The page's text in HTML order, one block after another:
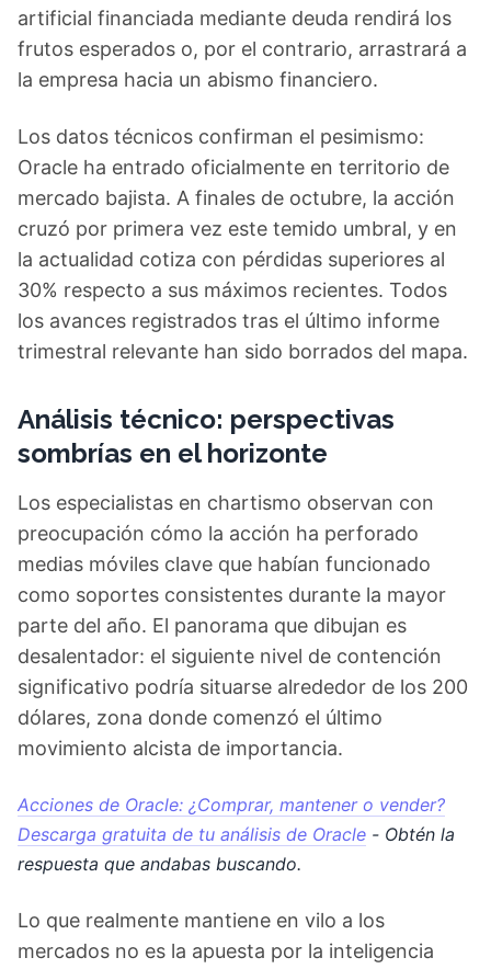
artificial financiada mediante deuda rendirá los
frutos esperados o, por el contrario, arrastrará a
la empresa hacia un abismo financiero.
Los datos técnicos confirman el pesimismo:
Oracle ha entrado oficialmente en territorio de
mercado bajista. A finales de octubre, la acción
cruzó por primera vez este temido umbral, y en
la actualidad cotiza con pérdidas superiores al
30% respecto a sus máximos recientes. Todos
los avances registrados tras el último informe
trimestral relevante han sido borrados del mapa.
Análisis técnico: perspectivas
sombrías en el horizonte
Los especialistas en chartismo observan con
preocupación cómo la acción ha perforado
medias móviles clave que habían funcionado
como soportes consistentes durante la mayor
parte del año. El panorama que dibujan es
desalentador: el siguiente nivel de contención
significativo podría situarse alrededor de los 200
dólares, zona donde comenzó el último
movimiento alcista de importancia.
Acciones de Oracle: ¿Comprar, mantener o vender?
Descarga gratuita de tu análisis de Oracle - Obtén la
respuesta que andabas buscando.
Lo que realmente mantiene en vilo a los
mercados no es la apuesta por la inteligencia